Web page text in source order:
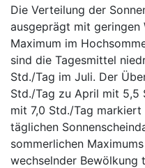
Die Verteilung der
ausgeprägt mit geringen
Maximum im
sind die Tagesmittel
Std./Tag im Juli. Der
Std./Tag zu April mit 5,5
mit 7,0 Std./Tag
täglichen
sommerlichen
wechselnder Bewölkung